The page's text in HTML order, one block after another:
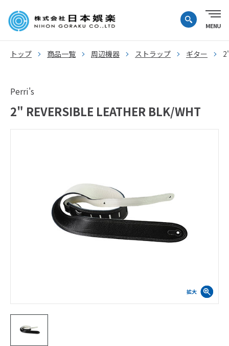
トップ 商品一覧 周辺機器 ストラップ ギター
Perri's
2" REVERSIBLE LEATHER BLK/WHT